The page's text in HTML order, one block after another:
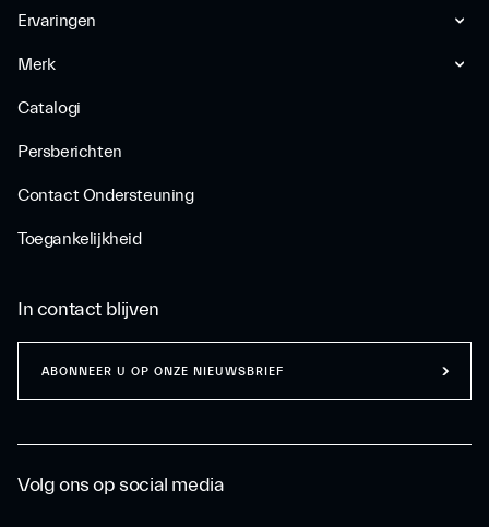
Ervaringen
Merk
Catalogi
Persberichten
Contact Ondersteuning
Toegankelijkheid
Volg ons op social media
In contact blijven
ABONNEER U OP ONZE NIEUWSBRIEF